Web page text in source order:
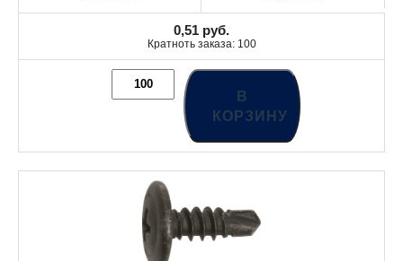
0,51 руб.
Кратноть заказа: 100
В
КОРЗИНУ